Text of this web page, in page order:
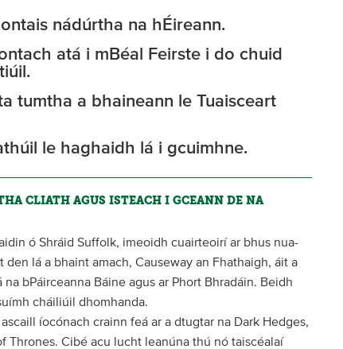
nádúrtha na hÉireann.
atá i mBéal Feirste i do chuid
tumtha a bhaineann le Tuaisceart
le haghaidh lá i gcuimhne.
CLIATH AGUS ISTEACH I GCEANN DE NA
ó Shráid Suffolk, imeoidh cuairteoirí ar bhus nua-
lá a bhaint amach, Causeway an Fhathaigh, áit a
bPáirceanna Báine agus ar Phort Bhradáin. Beidh
cháiliúil dhomhanda.
íocónach crainn feá ar a dtugtar na Dark Hedges,
Thrones. Cibé acu lucht leanúna thú nó taiscéalaí